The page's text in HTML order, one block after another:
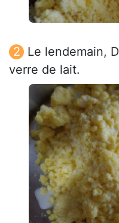
Le lendemain,
verre de lait.